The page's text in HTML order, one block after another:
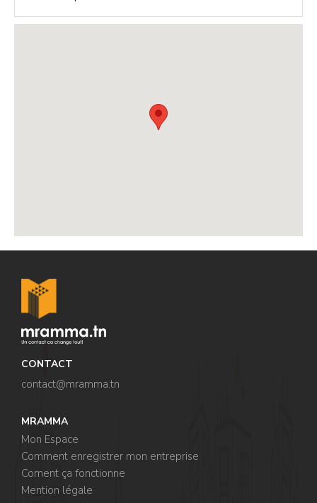
CONTACT
contact@mramma.tn
MRAMMA
Mon Espace
Comment enregistrer mon entreprise
Coment ça fonctionne
Mention légale